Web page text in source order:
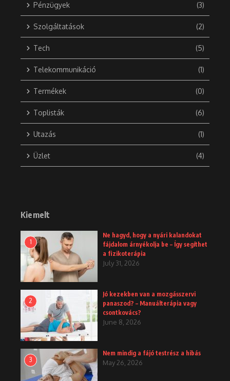
Pénzügyek (3)
Szolgáltatások (2)
Tech (5)
Telekommunikáció (1)
Termékek (0)
Toplisták (6)
Utazás (1)
Üzlet (4)
Kiemelt
1
Ne hagyd, hogy a nyári kalandokat
fájdalom árnyékolja be – Így segíthet
a fizikoterápia
July 31, 2026
2
Jó kezekben van a mozgásszervi
panaszod? – Manuálterápia vagy
csontkovács?
June 8, 2026
3
Nem mindig a fájó testrész a hibás
May 26, 2026